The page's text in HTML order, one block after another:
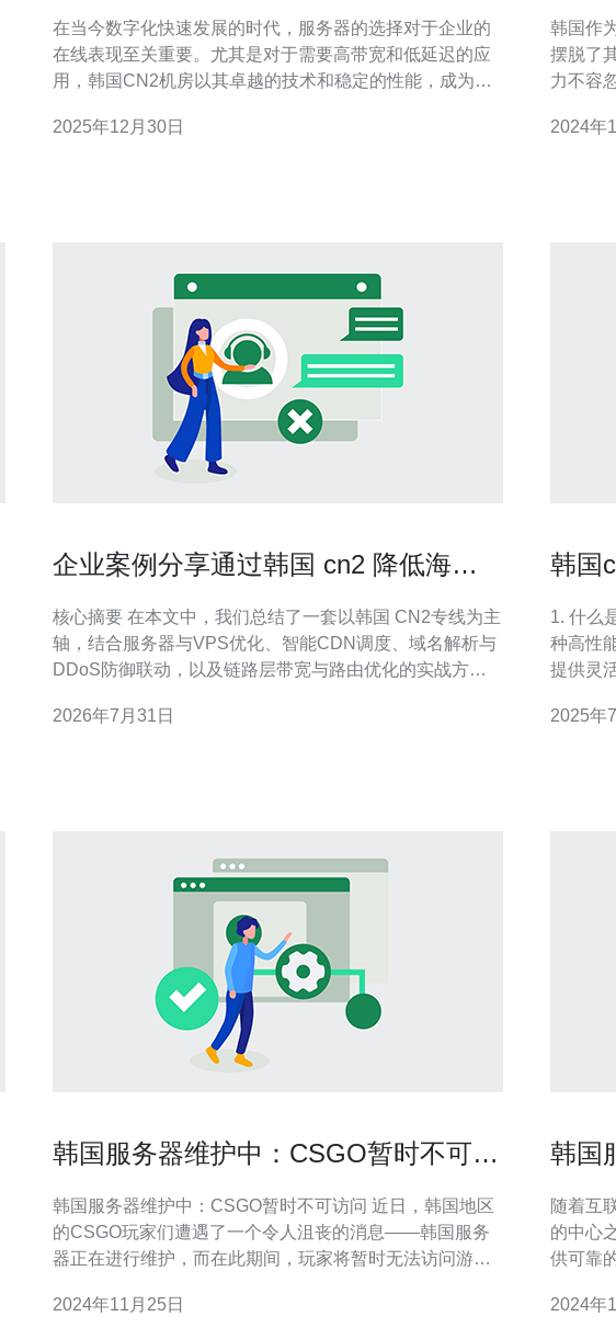
在当今数字化快速发展的时代，服务器的选择对于企业的
在线表现至关重要。尤其是对于需要高带宽和低延迟的应
用，韩国CN2机房以其卓越的技术和稳定的性能，成为行
推荐适合您业务的服务器解决方案。 首先，CN2是中国电
2025年12月30日
韩国作
摆脱了
力不容
进的技
2024年
企业案例分享通过韩国 cn2 降低海外
核心摘要 在本文中，我们总结了一套以韩国 CN2专线为主
轴，结合服务器与VPS优化、智能CDN调度、域名解析与
DDoS防御联动，以及链路层带宽与路由优化的实战方
位延迟与丢包瓶颈、优化链路选择、并在接入点部署加速
2026年7月31日
韩国
1. 什么
种高性
提供灵
KVM技
2025年
韩国服务器维护中：CSGO暂时不可访
韩国服务器维护中：CSGO暂时不可访问 近日，韩国地区
的CSGO玩家们遭遇了一个令人沮丧的消息——韩国服务
器正在进行维护，而在此期间，玩家将暂时无法访问游
的玩家感到非常失望。 CSGO作为一款全球范围内备受欢
2024年11月25日
韩国
随着互
的中心
供可靠
脱颖而
2024年